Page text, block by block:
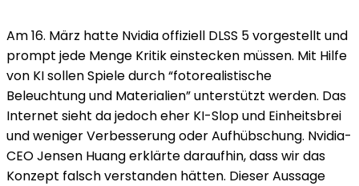
Am 16. März hatte Nvidia offiziell DLSS 5 vorgestellt und
prompt jede Menge Kritik einstecken müssen. Mit Hilfe
von KI sollen Spiele durch “fotorealistische
Beleuchtung und Materialien” unterstützt werden. Das
Internet sieht da jedoch eher KI-Slop und Einheitsbrei
und weniger Verbesserung oder Aufhübschung. Nvidia-
CEO Jensen Huang erklärte daraufhin, dass wir das
Konzept falsch verstanden hätten. Dieser Aussage